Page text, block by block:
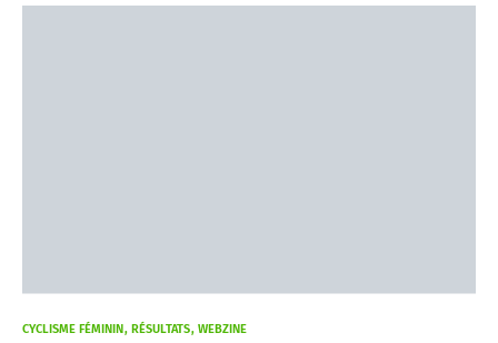
CYCLISME FÉMININ RÉSULTATS WEBZINE